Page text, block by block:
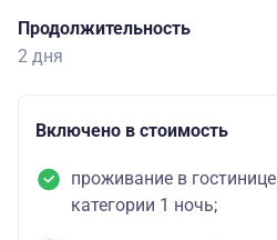
Продолжительность
2 дня
Включено в стоимость
проживание в
категории 1 ночь;